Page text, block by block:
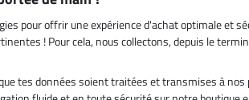
par Paiement
pour offrir une expérience d'achat optimale et
! Pour cela, nous collectons, depuis le
tes données soient traitées et transmises à